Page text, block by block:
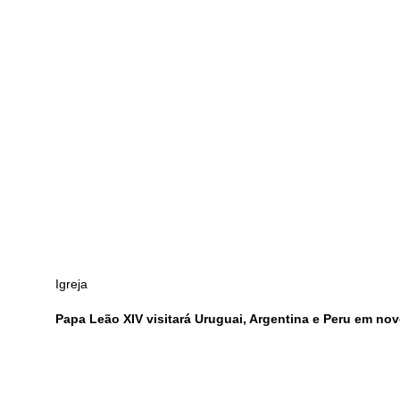
Igreja
Papa Leão XIV visitará Uruguai, Argentina e Peru em